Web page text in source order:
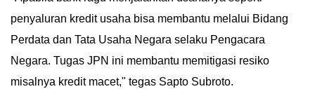
BERITA
penyaluran kredit usaha bisa membantu melalui Bidang
Perdata dan Tata Usaha Negara selaku Pengacara
Negara. Tugas JPN ini membantu memitigasi resiko
misalnya kredit macet," tegas Sapto Subroto.